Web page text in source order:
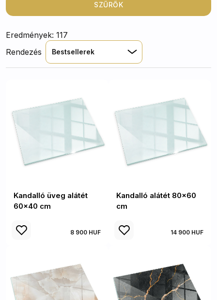
SZŰRŐK
Eredmények: 117
Rendezés
Bestsellerek
Kandalló üveg alátét
60x40 cm
8 900 HUF
Kandalló alátét 80x60
cm
14 900 HUF